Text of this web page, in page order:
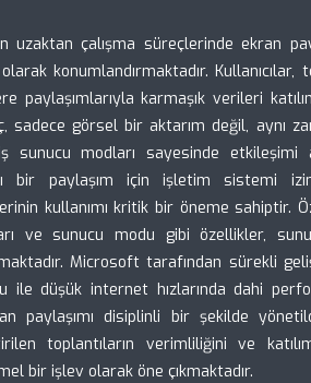
uzaktan çalışma süreçlerinde ekran
konumlandırmaktadır. Kullanıcılar,
paylaşımlarıyla karmaşık verileri
sadece görsel bir aktarım değil, aynı
modları sayesinde etkileşimi
bir paylaşım için işletim sistemi
kullanımı kritik bir öneme sahiptir.
ve sunucu modu gibi özellikler,
Microsoft tarafından sürekli
ile düşük internet hızlarında dahi
paylaşımı disiplinli bir şekilde
toplantıların verimliliğini ve
bir işlev olarak öne çıkmaktadır.